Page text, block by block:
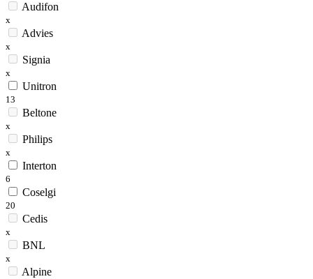
Audifon
x
Advies
x
Signia
x
Unitron
13
Beltone
x
Philips
x
Interton
6
Coselgi
20
Cedis
x
BNL
x
Alpine